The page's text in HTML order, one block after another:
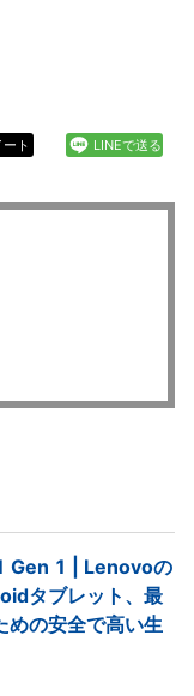
ト LINEで送る
Gen 1 | Lenovoの
タブレット、最
めの安全で高い生